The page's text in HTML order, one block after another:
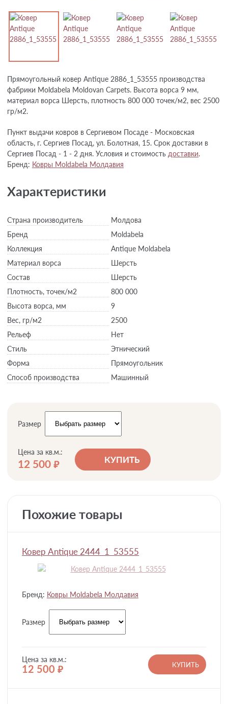
Прямоугольный ковер Antique 2886_1_53555 производства
фабрики Moldabela Moldovan Carpets. Высота ворса 9 мм,
материал ворса Шерсть, плотность 800 000 точек/м2, вес 2500
гр/м2.
Пункт выдачи ковров в Сергиевом Посаде - Московская
область, г. Сергиев Посад, ул. Болотная, 15. Срок доставки в
Сергиев Посад - 1 - 2 дня. Условия и стоимость доставки.
Бренд: Ковры Moldabela Молдавия
Характеристики
Страна производитель
Молдова
Бренд
Moldabela
Коллекция
Antique Moldabela
Материал ворса
Шерсть
Состав
Шерсть
Плотность, точек/м2
800 000
Высота ворса, мм
9
Вес, гр/м2
2500
Рельеф
Нет
Стиль
Этнический
Форма
Прямоугольник
Способ производства
Машинный
Размер
Цена за кв.м.:
12 500 руб. КУПИТЬ
Похожие товары
Ковер Antique 2444_1_53555
Бренд: Ковры Moldabela Молдавия
Размер
Цена за кв.м.:
12 500 руб.
КУПИТЬ